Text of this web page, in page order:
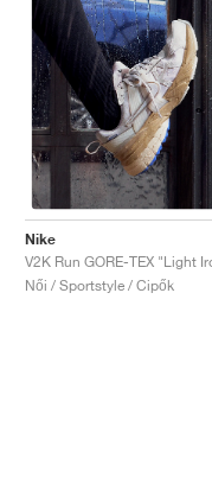
Nike
Női / Sportstyle / Cipők